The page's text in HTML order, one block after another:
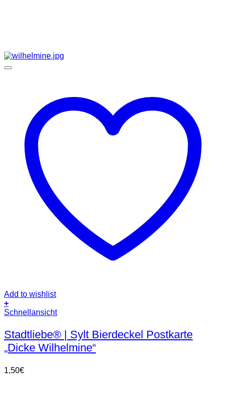
Add to wishlist
+
Schnellansicht
Stadtliebe® | Sylt Bierdeckel Postkarte
„Dicke Wilhelmine“
1,50€